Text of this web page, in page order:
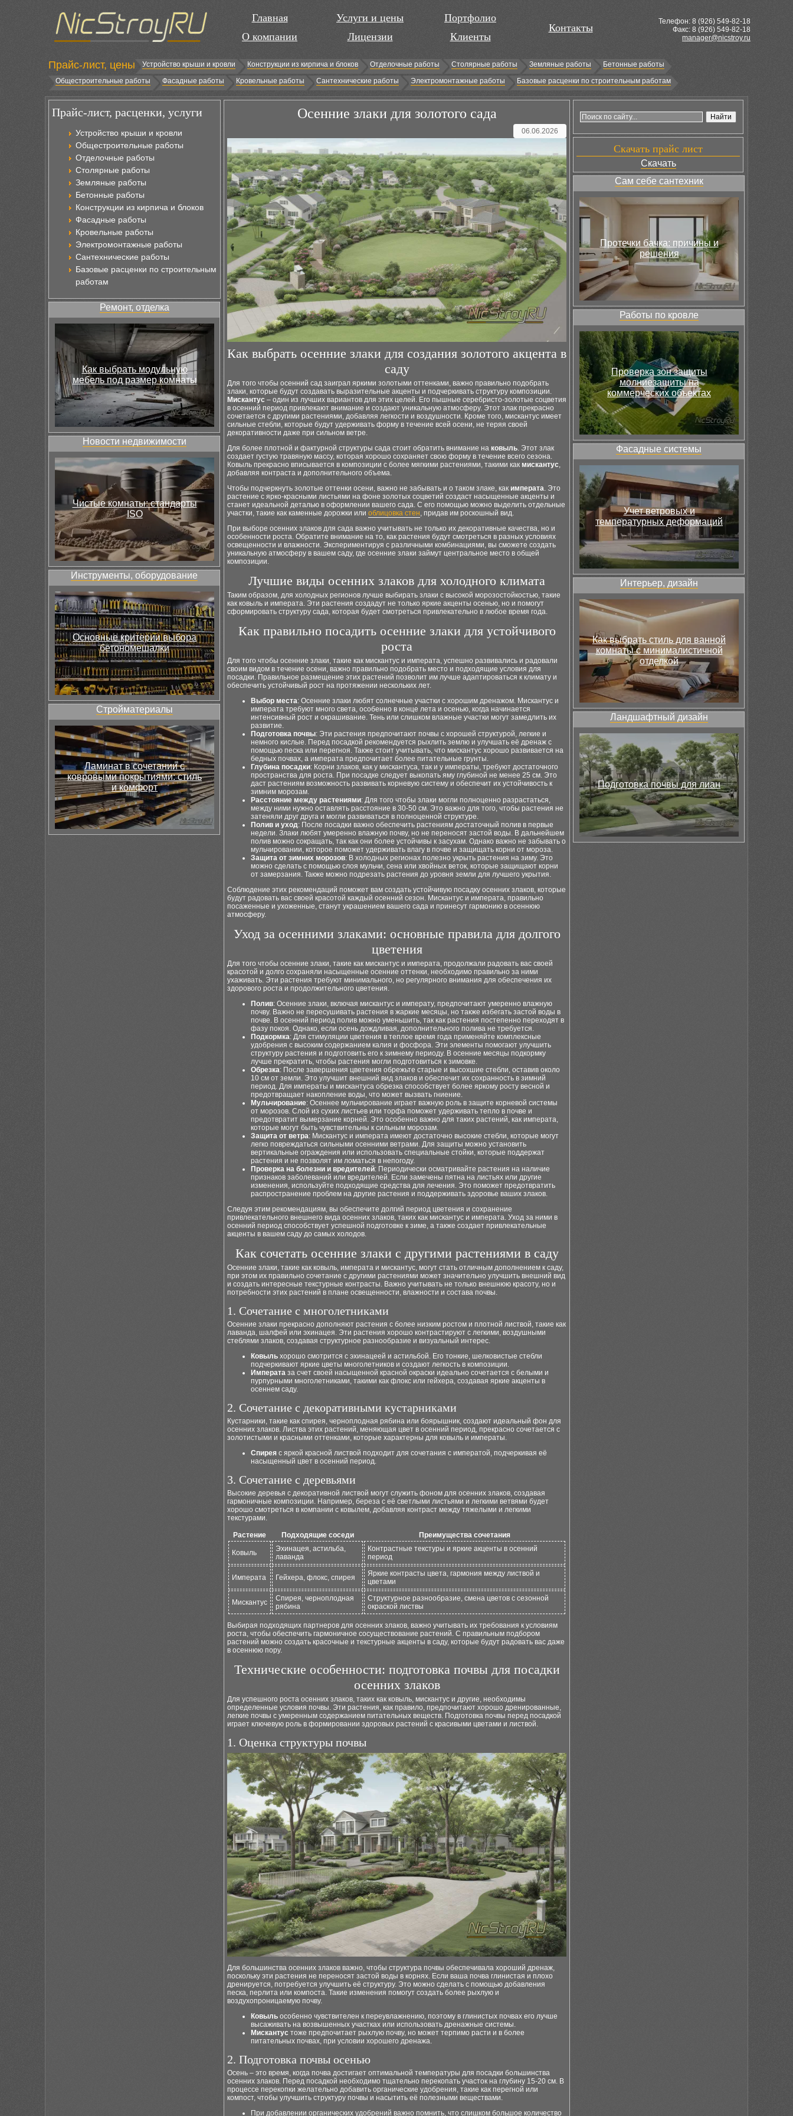
Главная
О компании
Услуги и цены
Лицензии
Портфолио
Клиенты
Контакты
Телефон: 8 (926) 549-82-18
Факс: 8 (926) 549-82-18
manager@nicstroy.ru
Прайс-лист, цены Устройство крыши и кровли Конструкции из кирпича и блоков Отделочные работы Столярные работы Земляные работы
Бетонные работы
Общестроительные работы
Фасадные работы Кровельные работы Сантехнические работы Электромонтажные работы Базовые расценки по строительным работам
Прайс-лист, расценки, услуги
Устройство крыши и кровли
Общестроительные работы
Отделочные работы
Столярные работы
Земляные работы
Бетонные работы
Конструкции из кирпича и блоков
Фасадные работы
Кровельные работы
Электромонтажные работы
Сантехнические работы
Базовые расценки по строительным
работам
Ремонт, отделка
Как выбрать модульную
мебель под размер комнаты
Новости недвижимости
Чистые комнаты: стандарты
ISO
Инструменты, оборудование
Основные критерии выбора
бетономешалки
Стройматериалы
Ламинат в сочетании с
ковровыми покрытиями: стиль
и комфорт
Осенние злаки для золотого сада
06.06.2026
Как выбрать осенние злаки для создания золотого акцента в
саду
Для того чтобы осенний сад заиграл яркими золотыми оттенками, важно правильно подобрать
злаки, которые будут создавать выразительные акценты и подчеркивать структуру композиции.
Мискантус – один из лучших вариантов для этих целей. Его пышные серебристо-золотые соцветия
в осенний период привлекают внимание и создают уникальную атмосферу. Этот злак прекрасно
сочетается с другими растениями, добавляя легкости и воздушности. Кроме того, мискантус имеет
сильные стебли, которые будут удерживать форму в течение всей осени, не теряя своей
декоративности даже при сильном ветре.
Для более плотной и фактурной структуры сада стоит обратить внимание на ковыль. Этот злак
создает густую травяную массу, которая хорошо сохраняет свою форму в течение всего сезона.
Ковыль прекрасно вписывается в композиции с более мягкими растениями, такими как мискантус,
добавляя контраста и дополнительного объема.
Чтобы подчеркнуть золотые оттенки осени, важно не забывать и о таком злаке, как императа. Это
растение с ярко-красными листьями на фоне золотых соцветий создаст насыщенные акценты и
станет идеальной деталью в оформлении вашего сада. С его помощью можно выделить отдельные
участки, такие как каменные дорожки или облицовка стен, придав им роскошный вид.
При выборе осенних злаков для сада важно учитывать не только их декоративные качества, но и
особенности роста. Обратите внимание на то, как растения будут смотреться в разных условиях
освещенности и влажности. Экспериментируя с различными комбинациями, вы сможете создать
уникальную атмосферу в вашем саду, где осенние злаки займут центральное место в общей
композиции.
Лучшие виды осенних злаков для холодного климата
Таким образом, для холодных регионов лучше выбирать злаки с высокой морозостойкостью, такие
как ковыль и императа. Эти растения создадут не только яркие акценты осенью, но и помогут
сформировать структуру сада, которая будет смотреться привлекательно в любое время года.
Как правильно посадить осенние злаки для устойчивого
роста
Для того чтобы осенние злаки, такие как мискантус и императа, успешно развивались и радовали
своим видом в течение осени, важно правильно подобрать место и подходящие условия для
посадки. Правильное размещение этих растений позволит им лучше адаптироваться к климату и
обеспечить устойчивый рост на протяжении нескольких лет.
Выбор места: Осенние злаки любят солнечные участки с хорошим дренажом. Мискантус и
императа требуют много света, особенно в конце лета и осенью, когда начинается
интенсивный рост и окрашивание. Тень или слишком влажные участки могут замедлить их
развитие.
Подготовка почвы: Эти растения предпочитают почвы с хорошей структурой, легкие и
немного кислые. Перед посадкой рекомендуется рыхлить землю и улучшать её дренаж с
помощью песка или перегноя. Также стоит учитывать, что мискантус хорошо развивается на
бедных почвах, а императа предпочитает более питательные грунты.
Глубина посадки: Корни злаков, как у мискантуса, так и у императы, требуют достаточного
пространства для роста. При посадке следует выкопать яму глубиной не менее 25 см. Это
даст растениям возможность развивать корневую систему и обеспечит их устойчивость к
зимним морозам.
Расстояние между растениями: Для того чтобы злаки могли полноценно разрастаться,
между ними нужно оставлять расстояние в 30-50 см. Это важно для того, чтобы растения не
затеняли друг друга и могли развиваться в полноценной структуре.
Полив и уход: После посадки важно обеспечить растениям достаточный полив в первые
недели. Злаки любят умеренно влажную почву, но не переносят застой воды. В дальнейшем
полив можно сокращать, так как они более устойчивы к засухам. Однако важно не забывать о
мульчировании, которое поможет удерживать влагу в почве и защищать корни от мороза.
Защита от зимних морозов: В холодных регионах полезно укрыть растения на зиму. Это
можно сделать с помощью слоя мульчи, сена или хвойных веток, которые защищают корни
от замерзания. Также можно подрезать растения до уровня земли для лучшего укрытия.
Соблюдение этих рекомендаций поможет вам создать устойчивую посадку осенних злаков, которые
будут радовать вас своей красотой каждый осенний сезон. Мискантус и императа, правильно
посаженные и ухоженные, станут украшением вашего сада и принесут гармонию в осеннюю
атмосферу.
Уход за осенними злаками: основные правила для долгого
цветения
Для того чтобы осенние злаки, такие как мискантус и императа, продолжали радовать вас своей
красотой и долго сохраняли насыщенные осенние оттенки, необходимо правильно за ними
ухаживать. Эти растения требуют минимального, но регулярного внимания для обеспечения их
здорового роста и продолжительного цветения.
Полив: Осенние злаки, включая мискантус и императу, предпочитают умеренно влажную
почву. Важно не пересушивать растения в жаркие месяцы, но также избегать застой воды в
почве. В осенний период полив можно уменьшить, так как растения постепенно переходят в
фазу покоя. Однако, если осень дождливая, дополнительного полива не требуется.
Подкормка: Для стимуляции цветения в теплое время года применяйте комплексные
удобрения с высоким содержанием калия и фосфора. Эти элементы помогают улучшить
структуру растения и подготовить его к зимнему периоду. В осенние месяцы подкормку
лучше прекратить, чтобы растения могли подготовиться к зимовке.
Обрезка: После завершения цветения обрежьте старые и высохшие стебли, оставив около
10 см от земли. Это улучшит внешний вид злаков и обеспечит их сохранность в зимний
период. Для императы и мискантуса обрезка способствует более яркому росту весной и
предотвращает накопление воды, что может вызвать гниение.
Мульчирование: Осеннее мульчирование играет важную роль в защите корневой системы
от морозов. Слой из сухих листьев или торфа поможет удерживать тепло в почве и
предотвратит вымерзание корней. Это особенно важно для таких растений, как императа,
которые могут быть чувствительны к сильным морозам.
Защита от ветра: Мискантус и императа имеют достаточно высокие стебли, которые могут
легко повреждаться сильными осенними ветрами. Для защиты можно установить
вертикальные ограждения или использовать специальные стойки, которые поддержат
растения и не позволят им ломаться в непогоду.
Проверка на болезни и вредителей: Периодически осматривайте растения на наличие
признаков заболеваний или вредителей. Если замечены пятна на листьях или другие
изменения, используйте подходящие средства для лечения. Это поможет предотвратить
распространение проблем на другие растения и поддерживать здоровье ваших злаков.
Следуя этим рекомендациям, вы обеспечите долгий период цветения и сохранение
привлекательного внешнего вида осенних злаков, таких как мискантус и императа. Уход за ними в
осенний период способствует успешной подготовке к зиме, а также создает привлекательные
акценты в вашем саду до самых холодов.
Как сочетать осенние злаки с другими растениями в саду
Осенние злаки, такие как ковыль, императа и мискантус, могут стать отличным дополнением к саду,
при этом их правильно сочетание с другими растениями может значительно улучшить внешний вид
и создать интересные текстурные контрасты. Важно учитывать не только внешнюю красоту, но и
потребности этих растений в плане освещенности, влажности и состава почвы.
1. Сочетание с многолетниками
Осенние злаки прекрасно дополняют растения с более низким ростом и плотной листвой, такие как
лаванда, шалфей или эхинацея. Эти растения хорошо контрастируют с легкими, воздушными
стеблями злаков, создавая структурное разнообразие и визуальный интерес.
Ковыль хорошо смотрится с эхинацеей и астильбой. Его тонкие, шелковистые стебли
подчеркивают яркие цветы многолетников и создают легкость в композиции.
Императа за счет своей насыщенной красной окраски идеально сочетается с белыми и
пурпурными многолетниками, такими как флокс или гейхера, создавая яркие акценты в
осеннем саду.
2. Сочетание с декоративными кустарниками
Кустарники, такие как спирея, черноплодная рябина или боярышник, создают идеальный фон для
осенних злаков. Листва этих растений, меняющая цвет в осенний период, прекрасно сочетается с
золотистыми и красными оттенками, которые характерны для ковыль и императы.
Спирея с яркой красной листвой подходит для сочетания с императой, подчеркивая её
насыщенный цвет в осенний период.
3. Сочетание с деревьями
Высокие деревья с декоративной листвой могут служить фоном для осенних злаков, создавая
гармоничные композиции. Например, береза с её светлыми листьями и легкими ветвями будет
хорошо смотреться в компании с ковылем, добавляя контраст между тяжелыми и легкими
текстурами.
Растение Подходящие соседи Преимущества сочетания
Ковыль
Эхинацея, астильба,
лаванда
Контрастные текстуры и яркие акценты в осенний
период
Императа Гейхера, флокс, спирея
Яркие контрасты цвета, гармония между листвой и
цветами
Мискантус
Спирея, черноплодная
рябина
Структурное разнообразие, смена цветов с сезонной
окраской листвы
Выбирая подходящих партнеров для осенних злаков, важно учитывать их требования к условиям
роста, чтобы обеспечить гармоничное сосуществование растений. С правильным подбором
растений можно создать красочные и текстурные акценты в саду, которые будут радовать вас даже
в осеннюю пору.
Технические особенности: подготовка почвы для посадки
осенних злаков
Для успешного роста осенних злаков, таких как ковыль, мискантус и другие, необходимы
определенные условия почвы. Эти растения, как правило, предпочитают хорошо дренированные,
легкие почвы с умеренным содержанием питательных веществ. Подготовка почвы перед посадкой
играет ключевую роль в формировании здоровых растений с красивыми цветами и листвой.
1. Оценка структуры почвы
Для большинства осенних злаков важно, чтобы структура почвы обеспечивала хороший дренаж,
поскольку эти растения не переносят застой воды в корнях. Если ваша почва глинистая и плохо
дренируется, потребуется улучшить её структуру. Это можно сделать с помощью добавления
песка, перлита или компоста. Такие изменения помогут создать более рыхлую и
воздухопроницаемую почву.
Ковыль особенно чувствителен к переувлажнению, поэтому в глинистых почвах его лучше
высаживать на возвышенных участках или использовать дренажные системы.
Мискантус тоже предпочитает рыхлую почву, но может терпимо расти и в более
питательных почвах, при условии хорошего дренажа.
2. Подготовка почвы осенью
Осень – это время, когда почва достигает оптимальной температуры для посадки большинства
осенних злаков. Перед посадкой необходимо тщательно перекопать участок на глубину 15-20 см. В
процессе перекопки желательно добавить органические удобрения, такие как перегной или
компост, чтобы улучшить структуру почвы и насытить её полезными веществами.
При добавлении органических удобрений важно помнить, что слишком большое количество
Скачать прайс лист
Скачать
Сам себе сантехник
Протечки бачка: причины и
решения
Работы по кровле
Проверка зон защиты
молниезащиты на
коммерческих объектах
Фасадные системы
Учет ветровых и
температурных деформаций
Интерьер, дизайн
Как выбрать стиль для ванной
комнаты с минималистичной
отделкой
Ландшафтный дизайн
Подготовка почвы для лиан